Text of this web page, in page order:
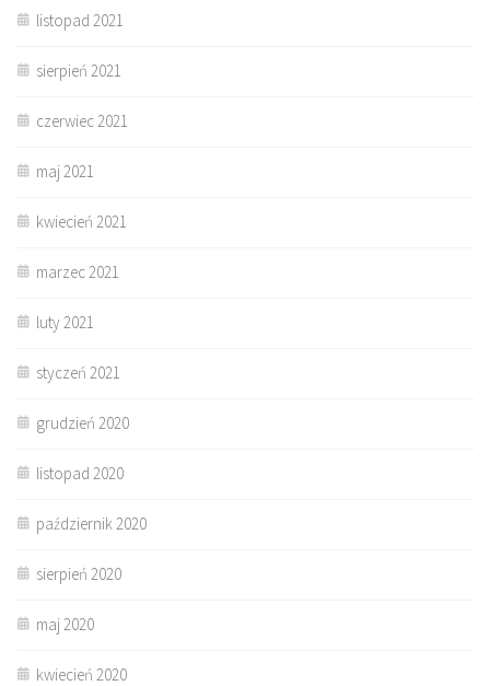
listopad 2021
sierpień 2021
czerwiec 2021
maj 2021
kwiecień 2021
marzec 2021
luty 2021
styczeń 2021
grudzień 2020
listopad 2020
październik 2020
sierpień 2020
maj 2020
kwiecień 2020